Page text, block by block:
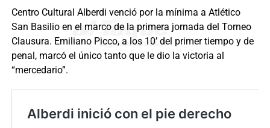
Centro Cultural Alberdi venció por la mínima a Atlético
San Basilio en el marco de la primera jornada del Torneo
Clausura. Emiliano Picco, a los 10’ del primer tiempo y de
penal, marcó el único tanto que le dio la victoria al
“mercedario”.